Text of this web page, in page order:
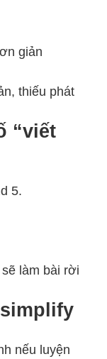
giản
thiếu phát
“viết
5.
làm bài rời
nếu luyện